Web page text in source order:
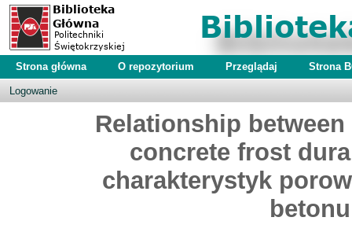
Strona główna O repozytorium Przeglądaj Strona
Logowanie
Relationship
concrete frost
charakterystyk